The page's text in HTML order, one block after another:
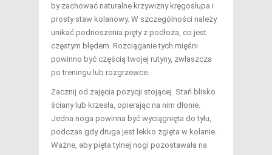
by zachować naturalne krzywizny kręgosłupa i
prosty staw kolanowy. W szczególności należy
unikać podnoszenia pięty z podłoża, co jest
częstym błędem. Rozciąganie tych mięśni
powinno być częścią twojej rutyny, zwłaszcza
po treningu lub rozgrzewce.
Zacznij od zajęcia pozycji stojącej. Stań blisko
ściany lub krzesła, opierając na nim dłonie.
Jedna noga powinna być wyciągnięta do tyłu,
podczas gdy druga jest lekko zgięta w kolanie.
Ważne, aby pięta tylnej nogi pozostawała na